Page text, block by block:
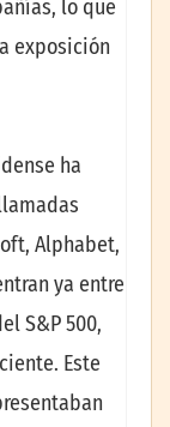
lo que
exposición
ha
Alphabet,
ya entre
S&P 500,
Este